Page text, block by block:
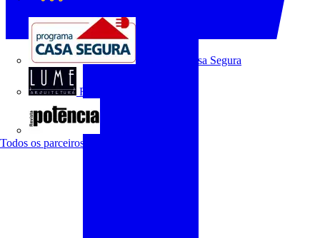
Programa Casa Segura
Revista Lume Arquitetura
Todos os parceiros